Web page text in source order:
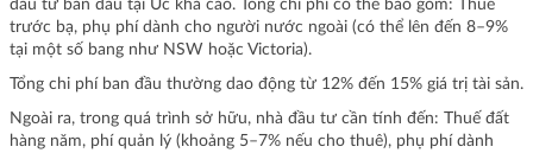
đầu tư ban đầu tại Úc khá cao. Tổng chi phí có thể bao gồm: Thuế
trước bạ, phụ phí dành cho người nước ngoài (có thể lên đến 8–9%
tại một số bang như NSW hoặc Victoria).
Tổng chi phí ban đầu thường dao động từ 12% đến 15% giá trị tài sản.
Ngoài ra, trong quá trình sở hữu, nhà đầu tư cần tính đến: Thuế đất
hàng năm, phí quản lý (khoảng 5–7% nếu cho thuê), phụ phí dành